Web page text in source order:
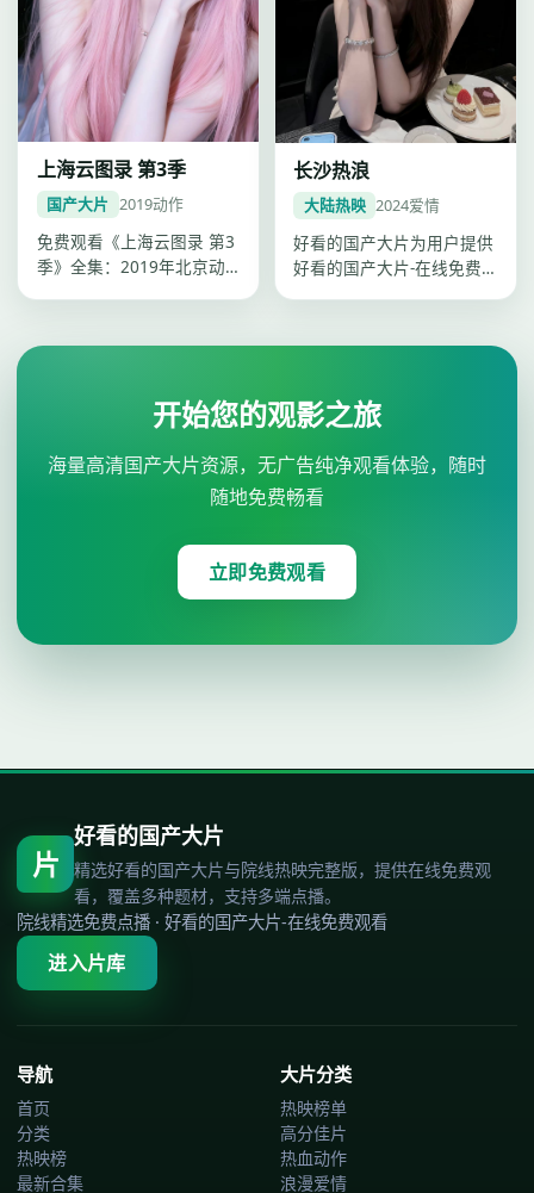
上海云图录 第3季
国产大片 2019动作
免费观看《上海云图录 第3
季》全集：2019年北京动
长沙热浪
大陆热映 2024爱情
好看的国产大片为用户提供
好看的国产大片-在线免费
开始您的观影之旅
海量高清国产大片资源，无广告纯净观看体验，随时
随地免费畅看
立即免费观看
片
好看的国产大片
精选好看的国产大片与院线热映完整版，提供在线免费观
看，覆盖多种题材，支持多端点播。
院线精选免费点播 ·好看的国产大片-在线免费观看
进入片库
导航
首页
分类
热映榜
最新合集
大片分类
热映榜单
高分佳片
热血动作
浪漫爱情